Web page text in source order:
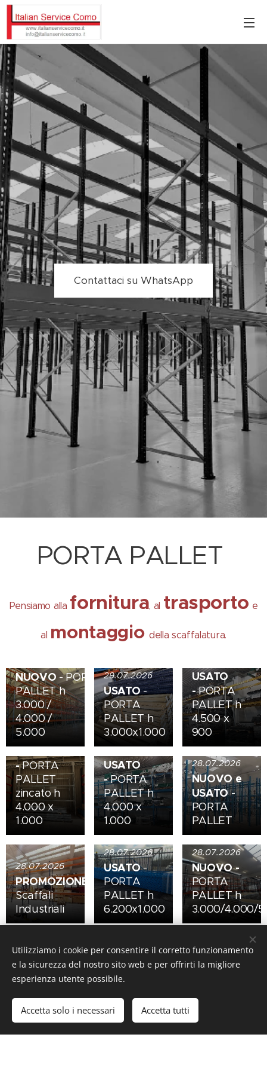
Contattaci su WhatsApp
PORTA PALLET
Pensiamo alla fornitura, al trasporto e
al montaggio della scaffalatura.
NUOVO - PORTA
PALLET h
3.000 /
4.000 /
5.000
29.07.2026
USATO-
PORTA
PALLET h
3.000x1.000
USATO
-PORTA
PALLET h
4.500 x
900
29.07.2026
NOVITA'
USATO
-PORTA
PALLET
zincato h
4.000 x
1.000
29.07.2026
NOVITA'
USATO
-PORTA
PALLET h
4.000 x
1.000
28.07.2026
NUOVO e
USATO-
PORTA
PALLET
28.07.2026
PROMOZIONE
Scaffali
Industriali
28.07.2026
USATO-
PORTA
PALLET h
6.200x1.000
28.07.2026
NUOVO-
PORTA
PALLET h
3.000/4.000/
NUOVO
-PORTA
PALLET h
5.000x1.000
28.07.2026
personalizzata
LOGISTICA
/
MAGAZZINI
28.07.2026
-
PALLET h
3.000 /
5.000
27.07.2026 27.07.2026
Utilizziamo i cookie per consentire il corretto funzionamento
e la sicurezza del nostro sito web e per offrirti la migliore
esperienza utente possibile.
Accetta solo i necessari Accetta tutti